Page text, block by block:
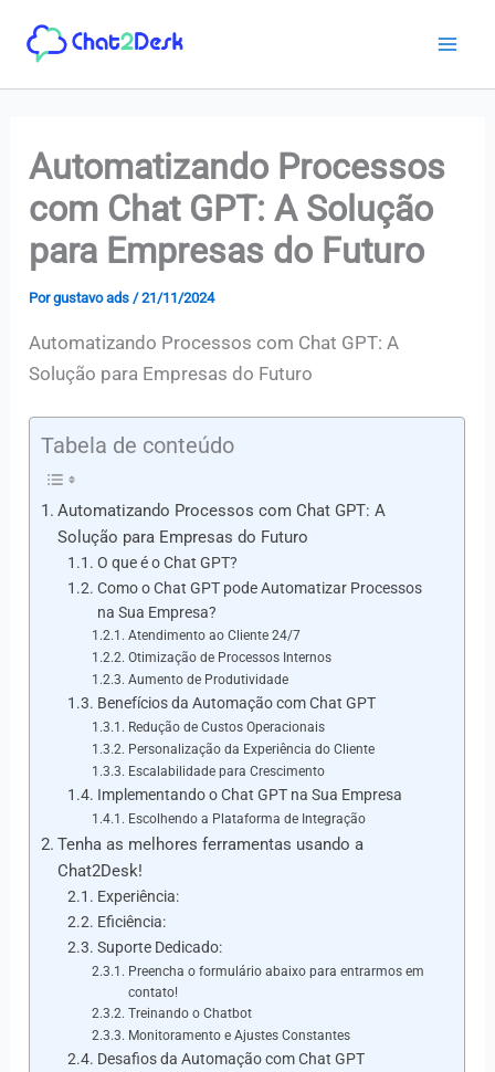
para
Automatizando Processos
com Chat GPT: A Solução
para Empresas do Futuro
Porgustavo ads /21/11/2024
Automatizando Processos com Chat GPT: A
Solução para Empresas do Futuro
Tabela de conteúdo
Automatizando Processos com Chat GPT: A
Solução para Empresas do Futuro
O que é o Chat GPT?
Como o Chat GPT pode Automatizar Processos
na Sua Empresa?
Atendimento ao Cliente 24/7
Otimização de Processos Internos
Aumento de Produtividade
Benefícios da Automação com Chat GPT
Redução de Custos Operacionais
Personalização da Experiência do Cliente
Escalabilidade para Crescimento
Implementando o Chat GPT na Sua Empresa
Escolhendo a Plataforma de Integração
Tenha as melhores ferramentas usando a
Chat2Desk!
Experiência:
Eficiência:
Suporte Dedicado:
Preencha o formulário abaixo para entrarmos em
contato!
Treinando o Chatbot
Monitoramento e Ajustes Constantes
Desafios da Automação com Chat GPT